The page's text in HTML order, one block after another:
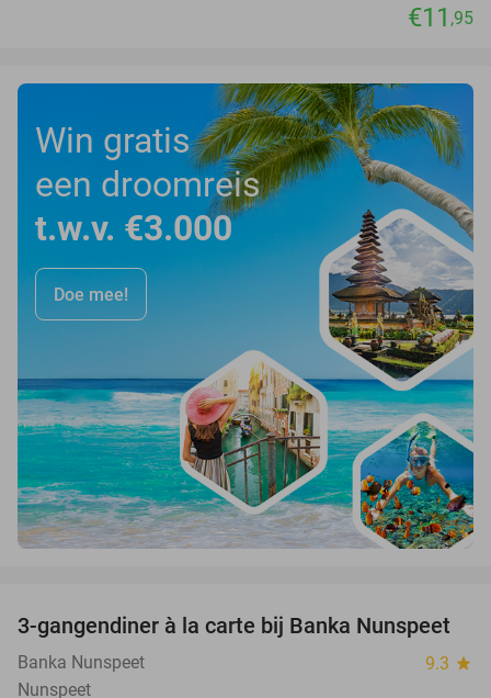
€11 ,95
Win gratis
een droomreis
t.w.v. €3.000
Doe mee!
53%
3-gangendiner à la carte bij Banka Nunspeet
Banka Nunspeet 9.3 star
Nunspeet